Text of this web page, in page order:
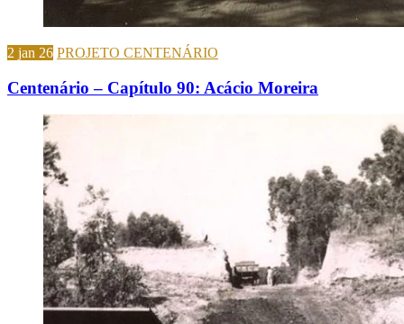
2 jan 26 PROJETO CENTENÁRIO
Centenário – Capítulo 90: Acácio Moreira